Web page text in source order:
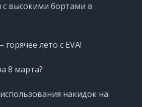
с высокими бортами в
лето с EVA!
8 марта?
накидок на